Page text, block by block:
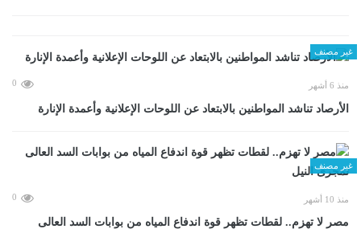
غير مصنف
منذ 6 أشهر 0
الأرصاد تناشد المواطنين بالابتعاد عن اللوحات الإعلانية وأعمدة الإنارة
غير مصنف
منذ 10 أشهر 0
مصر لا تهزم.. لقطات تظهر قوة اندفاع المياه من بوابات السد العالى